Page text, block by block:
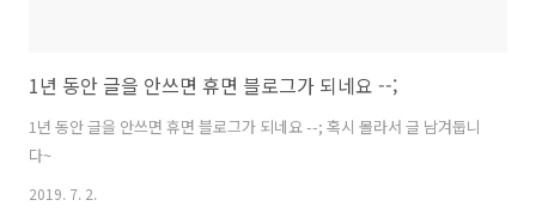
1년 동안 글을 안쓰면 휴면 블로그가 되네요 --;
1년 동안 글을 안쓰면 휴면 블로그가 되네요 --; 혹시 몰라서 글 남겨둡니
다~
2019. 7. 2.